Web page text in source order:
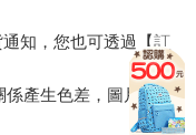
知，您也可透過【訂
係產生色差，圖片僅供